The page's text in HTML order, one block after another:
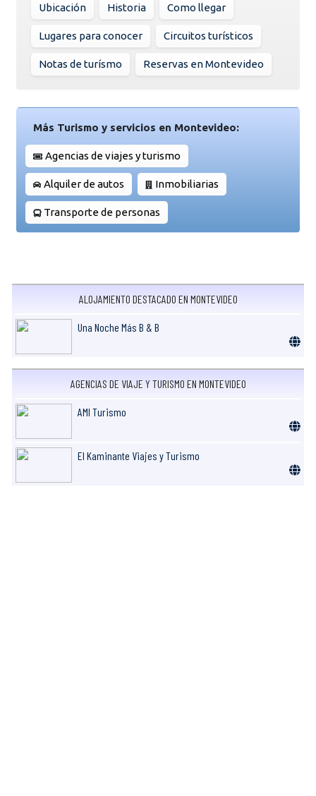
Ubicación Historia Como llegar
Lugares para conocer Circuitos turísticos
Notas de turísmo Reservas en Montevideo
Más Turismo y servicios en Montevideo:
Agencias de viajes y turismo
Alquiler de autos Inmobiliarias
Transporte de personas
ALOJAMIENTO DESTACADO EN MONTEVIDEO
Una Noche Más B & B
AGENCIAS DE VIAJE Y TURISMO EN MONTEVIDEO
AMI Turismo
El Kaminante Viajes y Turismo